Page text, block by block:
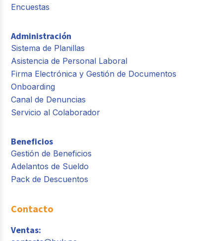
Encuestas
Administración
Sistema de Planillas
Asistencia de Personal Laboral
Firma Electrónica y Gestión de Documentos
Onboarding
Canal de Denuncias
Servicio al Colaborador
Beneficios
Gestión de Beneficios
Adelantos de Sueldo
Pack de Descuentos
Contacto
Ventas: